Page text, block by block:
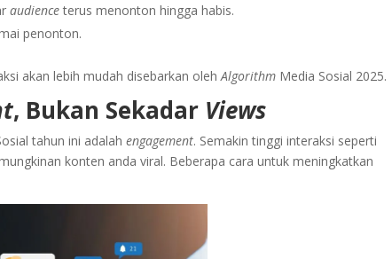
audienceterus menonton hingga habis.
penonton.
akan lebih mudah disebarkan olehAlgorithm Media Sosial 2025.
, Bukan Sekadar Views
tahun ini adalahengagement. Semakin tinggi interaksi seperti
konten anda viral. Beberapa cara untuk meningkatkan